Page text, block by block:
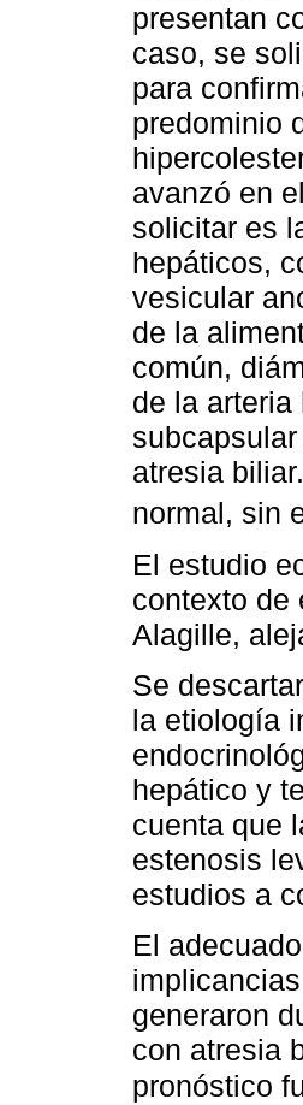
presentan
caso, se
para
predominio
avanzó en
solicitar es
hepáticos,
vesicular
de la
común,
de la
atresia
normal, sin
El estudio
contexto de
Alagille,
Se
la etiología
hepático y
cuenta que
estenosis
estudios a
El
generaron
con atresia
pronóstico